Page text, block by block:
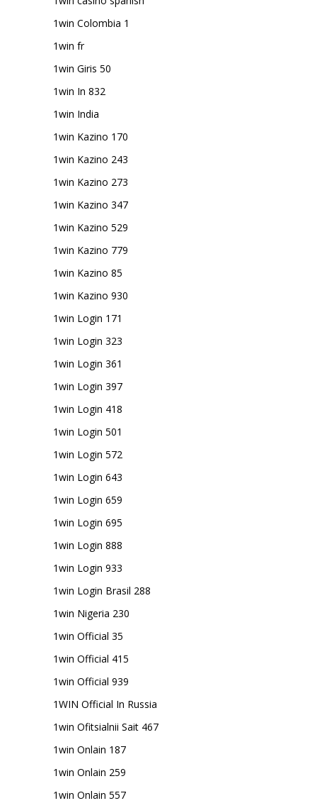
1win Colombia 1
1win fr
1win Giris 50
1win In 832
1win India
1win Kazino 170
1win Kazino 243
1win Kazino 273
1win Kazino 347
1win Kazino 529
1win Kazino 779
1win Kazino 85
1win Kazino 930
1win Login 171
1win Login 323
1win Login 361
1win Login 397
1win Login 418
1win Login 501
1win Login 572
1win Login 643
1win Login 659
1win Login 695
1win Login 888
1win Login 933
1win Login Brasil 288
1win Nigeria 230
1win Official 35
1win Official 415
1win Official 939
1WIN Official In Russia
1win Ofitsialnii Sait 467
1win Onlain 187
1win Onlain 259
1win Onlain 557